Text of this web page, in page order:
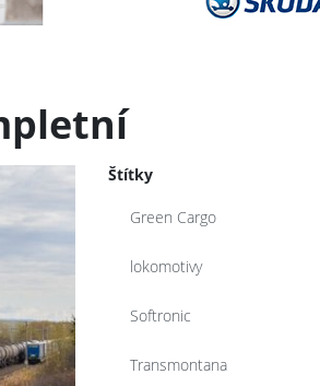
Štítky
Green Cargo
lokomotivy
Softronic
Transmontana